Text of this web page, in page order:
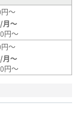
～
月～
円～
～
月～
円～